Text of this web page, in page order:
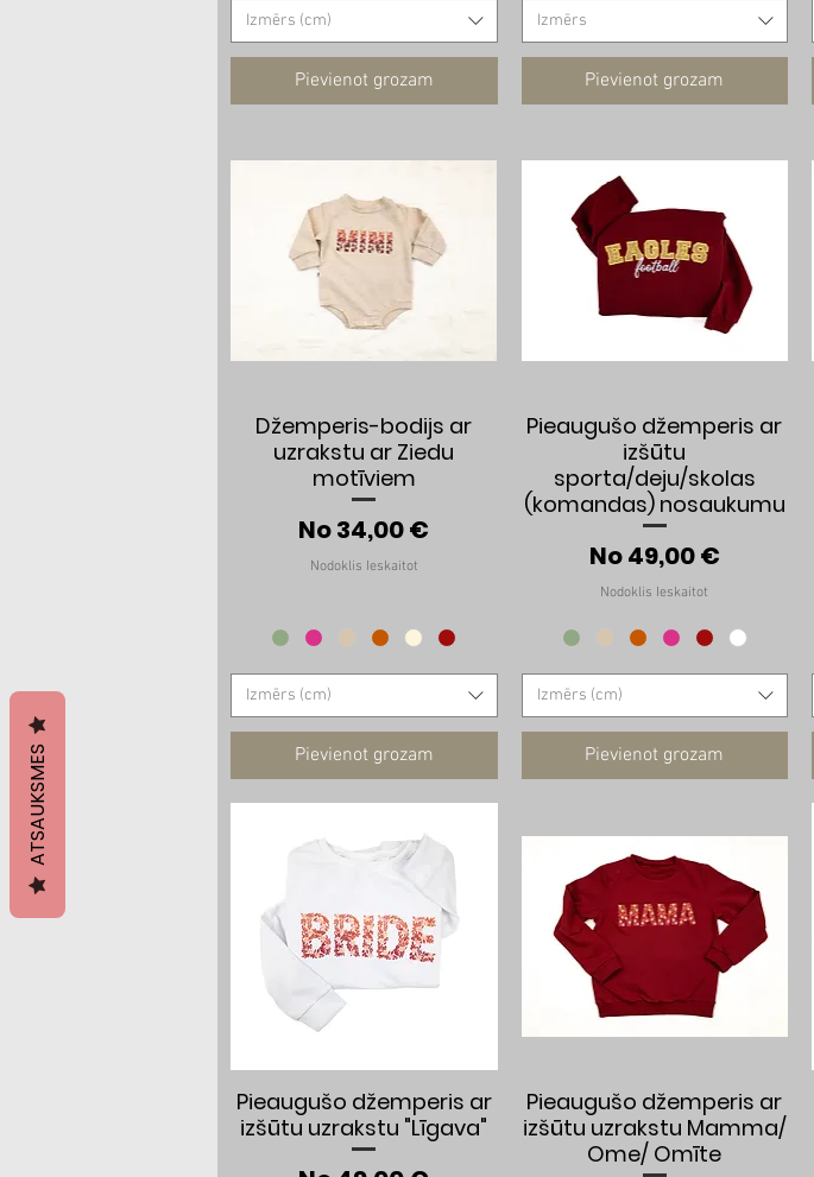
Izmērs (cm)
Pievienot grozam
Izmērs
Pievienot grozam
Ātrais skats
Džemperis-bodijs ar
uzrakstu ar Ziedu
motīviem
No34,00 €
Izpārdošanas cena
Nodoklis Ieskaitot
Izmērs (cm)
Pievienot grozam
Ātrais skats
Pieaugušo džemperis ar
izšūtu
sporta/deju/skolas
(komandas) nosaukumu
No49,00 €
Izpārdošanas cena
Nodoklis Ieskaitot
Izmērs (cm)
Pievienot grozam
Ātrais skats
Pieaugušo džemperis ar
izšūtu uzrakstu "Līgava"
Ātrais skats
Pieaugušo džemperis ar
izšūtu uzrakstu Mamma/
Ome/ Omīte
ATSAUKSMES